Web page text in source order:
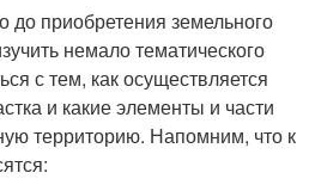
до приобретения земельного
немало тематического
с тем, как осуществляется
и какие элементы и части
территорию. Напомним, что к